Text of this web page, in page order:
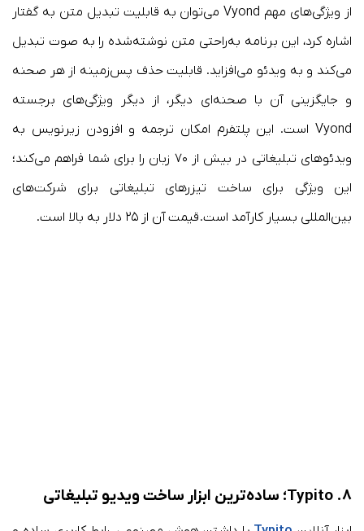
از ویژگی‌های مهم Vyond می‌توان به قابلیت تبدیل متن به گفتار
اشاره کرد، این برنامه به‌راحتی متن نوشته‌شده را به‌ صوت تبدیل
می‌کند و به ویدئو می‌افزاید. قابلیت حذف پس‌زمینه از هر صحنه
و جایگزینی آن با صحنه‌ای دیگر، از دیگر ویژگی‌های برجسته
Vyond است. این پلتفرم امکان ترجمه و افزودن زیرنویس به
ویدئوهای تبلیغاتی در بیش از ۷۰ زبان را برای شما فراهم می‌کند؛
این ویژگی برای ساخت تیزرهای تبلیغاتی برای شرکت‌های
بین‌المللی بسیار کارآمد است. قیمت آن از ۲۵ دلار به بالا است.
۸. Typito؛ ساده‌ترین ابزار ساخت ویدیو تبلیغاتی